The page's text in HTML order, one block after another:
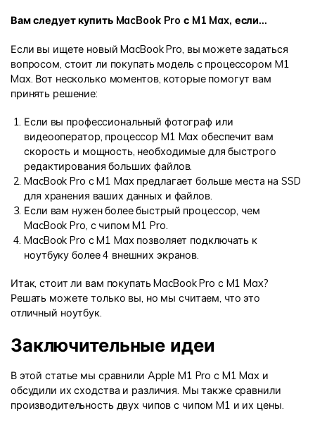
Вам следует купить MacBook Pro с M1 Max, если...
Если вы ищете новый MacBook Pro, вы можете задаться
вопросом, стоит ли покупать модель с процессором M1
Max. Вот несколько моментов, которые помогут вам
принять решение:
Если вы профессиональный фотограф или
видеооператор, процессор M1 Max обеспечит вам
скорость и мощность, необходимые для быстрого
редактирования больших файлов.
MacBook Pro с M1 Max предлагает больше места на SSD
для хранения ваших данных и файлов.
Если вам нужен более быстрый процессор, чем
MacBook Pro, с чипом M1 Pro.
MacBook Pro с M1 Max позволяет подключать к
ноутбуку более 4 внешних экранов.
Итак, стоит ли вам покупать MacBook Pro с M1 Max?
Решать можете только вы, но мы считаем, что это
отличный ноутбук.
Заключительные идеи
В этой статье мы сравнили Apple M1 Pro с M1 Max и
обсудили их сходства и различия. Мы также сравнили
производительность двух чипов с чипом M1 и их цены.